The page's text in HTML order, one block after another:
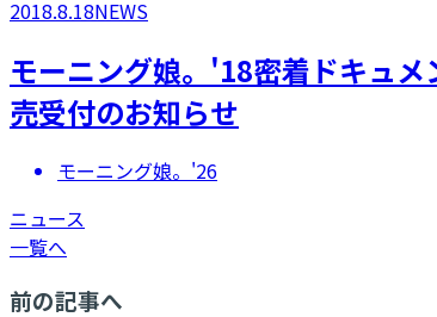
2018.8.18NEWS
モーニング娘。'18密着ドキュメ
売受付のお知らせ
モーニング娘。'26
ニュース
一覧へ
前の記事へ